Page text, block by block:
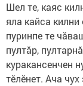
Шел те, каяс
яла кайса
пуринпе те
пултăр,
куракансенчен
тӗлӗнет. Ача